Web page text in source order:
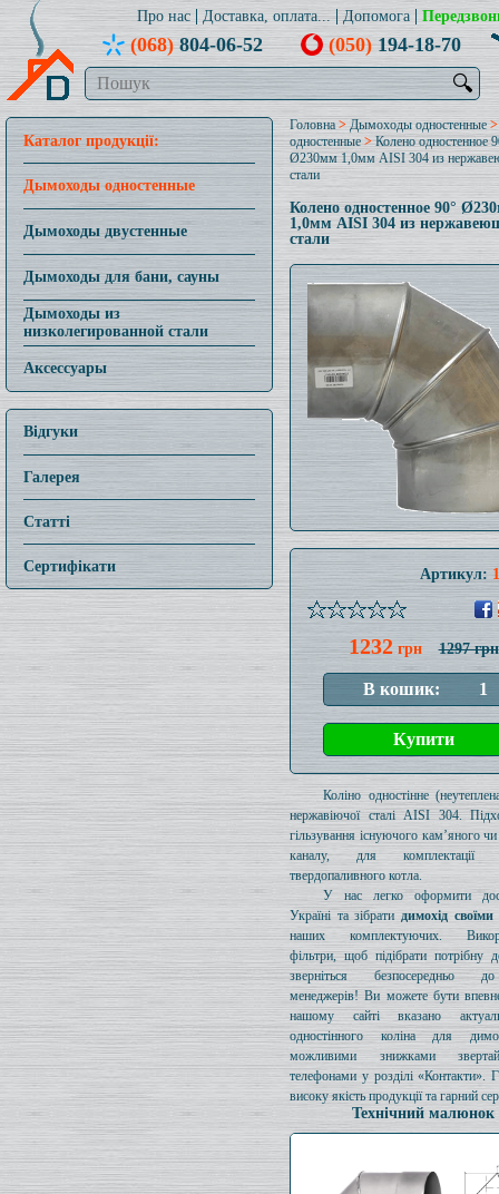
Про нас Доставка, оплата... Допомога
(068)804-06-52 (050)194-18-70
🔍
Каталог продукції:
Дымоходы одностенные
Дымоходы двустенные
Дымоходы для бани, сауны
Дымоходы из
низколегированной стали
Аксессуары
Відгуки
Галерея
Статті
Сертифікати
Головна > Дымоходы одностенные
одностенные >Колено одностенное
Ø230мм 1,0мм AISI 304 из
стали
Колено одностенное 90°
1,0мм AISI 304 из
стали
Артикул:
1232грн 1297 грн
Коліно одностінне
нержавіючої сталі AISI 304.
гільзування існуючого кам’яного
каналу, для комплектації
твердопаливного котла.
У нас легко оформити
Україні та зібрати димохід
наших комплектуючих.
фільтри, щоб підібрати потрібну
зверніться безпосередньо
менеджерів! Ви можете бути
нашому сайті вказано
одностінного коліна для
можливими знижками
телефонами у розділі «Контакти».
високу якість продукції та гарний
Технічний малюнок